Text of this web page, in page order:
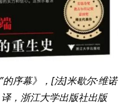
的序幕》，[法]米歇尔·维诺
，浙江大学出版社出版